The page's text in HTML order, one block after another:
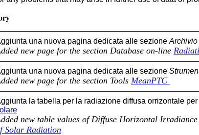
una nuova pagina dedicata alle sezione
new page for the section Database on-line
una nuova pagina dedicata alle sezione
new page for the section Tools MeanPTC
la tabella per la radiazione diffusa orrizontale
new table values of Diffuse Horizontal
Solar Radiation